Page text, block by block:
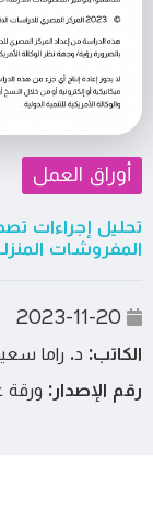
أوراق العمل
تحليل إجراءات
المفروشات
الكاتب: د. راما
رقم الإصدار: ورقة عمل